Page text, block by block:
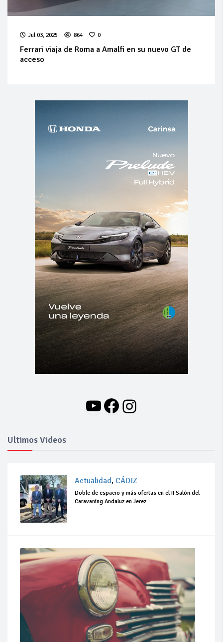
Jul 03, 2025 864 0
Ferrari viaja de Roma a Amalfi en su nuevo GT de
acceso
YouTube
Facebook
Instagram
Ultimos Videos
Actualidad, CÁDIZ
Doble de espacio y más ofertas en el II Salón del
Caravaning Andaluz en Jerez